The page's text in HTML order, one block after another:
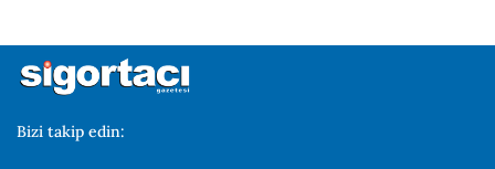
Bizi takip edin: